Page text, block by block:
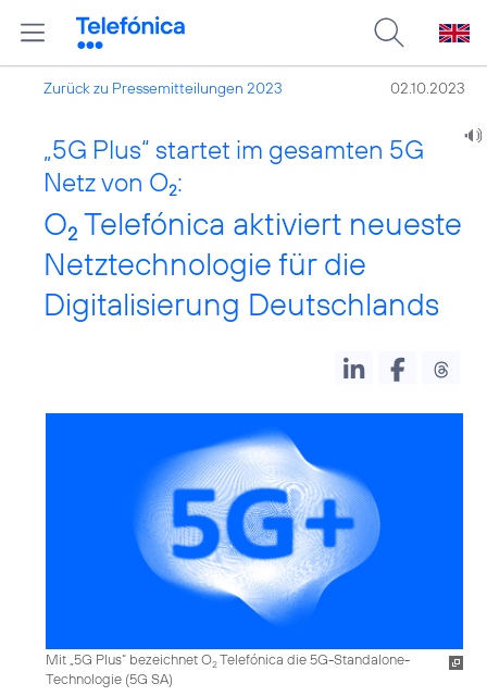
Zurück zu Pressemitteilungen 2023 02.10.2023
„5G Plus“ startet im gesamten 5G
Netz von O2:
O2 Telefónica aktiviert neueste
Netztechnologie für die
Digitalisierung Deutschlands
Mit „5G Plus“ bezeichnet O2Telefónica die 5G-Standalone-
Technologie (5G SA)